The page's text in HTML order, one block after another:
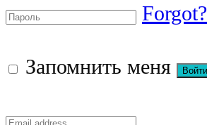
Forgot?
Запомнить меня